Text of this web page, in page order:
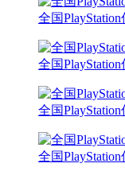
全国
全国
全国
全国